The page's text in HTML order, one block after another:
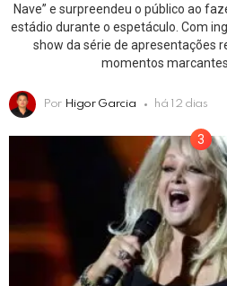
Nave” e surpreendeu o público ao
estádio durante o espetáculo. Com
show da série de apresentações
momentos marcantes
Por Higor Garcia há 12 dias